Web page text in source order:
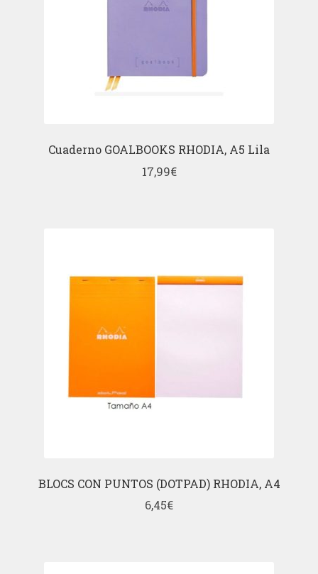
Cuaderno GOALBOOKS RHODIA, A5 Lila
17,99€
BLOCS CON PUNTOS (DOTPAD) RHODIA, A4
6,45€